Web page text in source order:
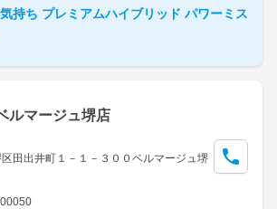
持ち プレミアムハイブリッド パワーミス
ルマージュ堺店
田出井町１－１－３００ベルマージュ堺